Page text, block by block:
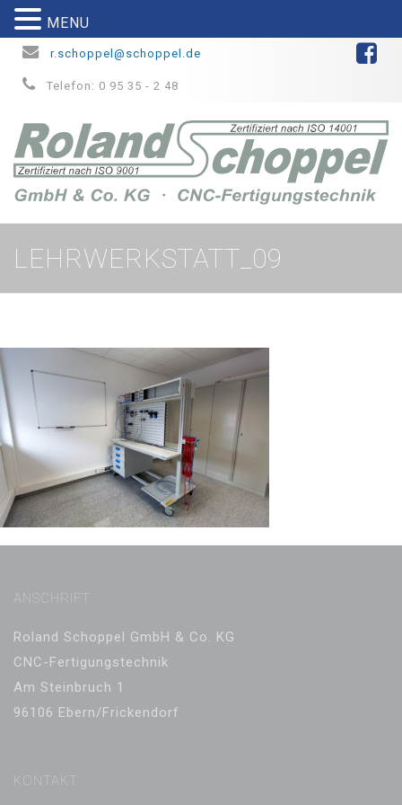
r.schoppel@schoppel.de
Telefon: 0 95 35 - 2 48
LEHRWERKSTATT_09
ANSCHRIFT
Roland Schoppel GmbH & Co. KG
CNC-Fertigungstechnik
Am Steinbruch 1
96106 Ebern/Frickendorf
KONTAKT
MENU